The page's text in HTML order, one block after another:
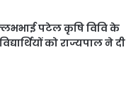
पटेल कृषि विवि के
को राज्यपाल ने दी